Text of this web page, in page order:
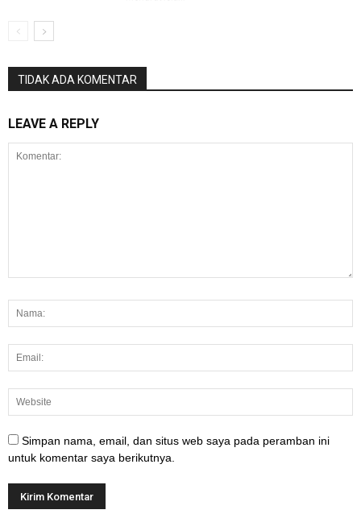
TIDAK ADA KOMENTAR
LEAVE A REPLY
Simpan nama, email, dan situs web saya pada peramban ini
untuk komentar saya berikutnya.